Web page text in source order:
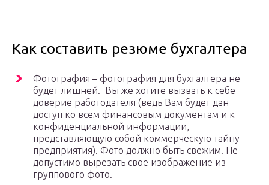
Как составить резюме бухгалтера
Фотография – фотография для бухгалтера не
будет лишней. Вы же хотите вызвать к себе
доверие работодателя (ведь Вам будет дан
доступ ко всем финансовым документам и к
конфиденциальной информации,
представляющую собой коммерческую тайну
предприятия). Фото должно быть свежим. Не
допустимо вырезать свое изображение из
группового фото.